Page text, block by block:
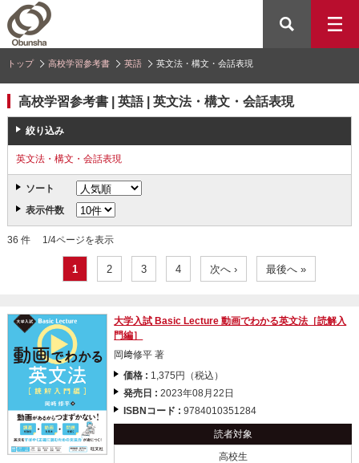
トップ 高校学習参考書 英語 英文法・構文・会話表現
高校学習参考書 | 英語 | 英文法・構文・会話表現
絞り込み
英文法・構文・会話表現
ソート
表示件数
36 件 1/4ページを表示
1 2 3 4 次へ › 最後へ »
大学入試 Basic Lecture 動画でわかる英文法［読解入
門編］
岡﨑修平 著
価格 : 1,375円（税込）
発売日 :2023年08月22日
ISBNコード :9784010351284
読者対象
高校生